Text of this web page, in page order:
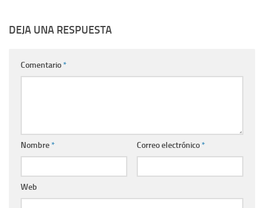
DEJA UNA RESPUESTA
Comentario*
Nombre* Correo electrónico*
Web